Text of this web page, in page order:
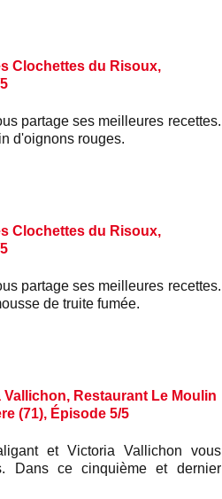
Clochettes du Risoux,
partage ses meilleures recettes.
d'oignons rouges.
Clochettes du Risoux,
partage ses meilleures recettes.
de truite fumée.
Restaurant Le Moulin
(71), Épisode 5/5
et Victoria Vallichon vous
Dans ce cinquième et dernier